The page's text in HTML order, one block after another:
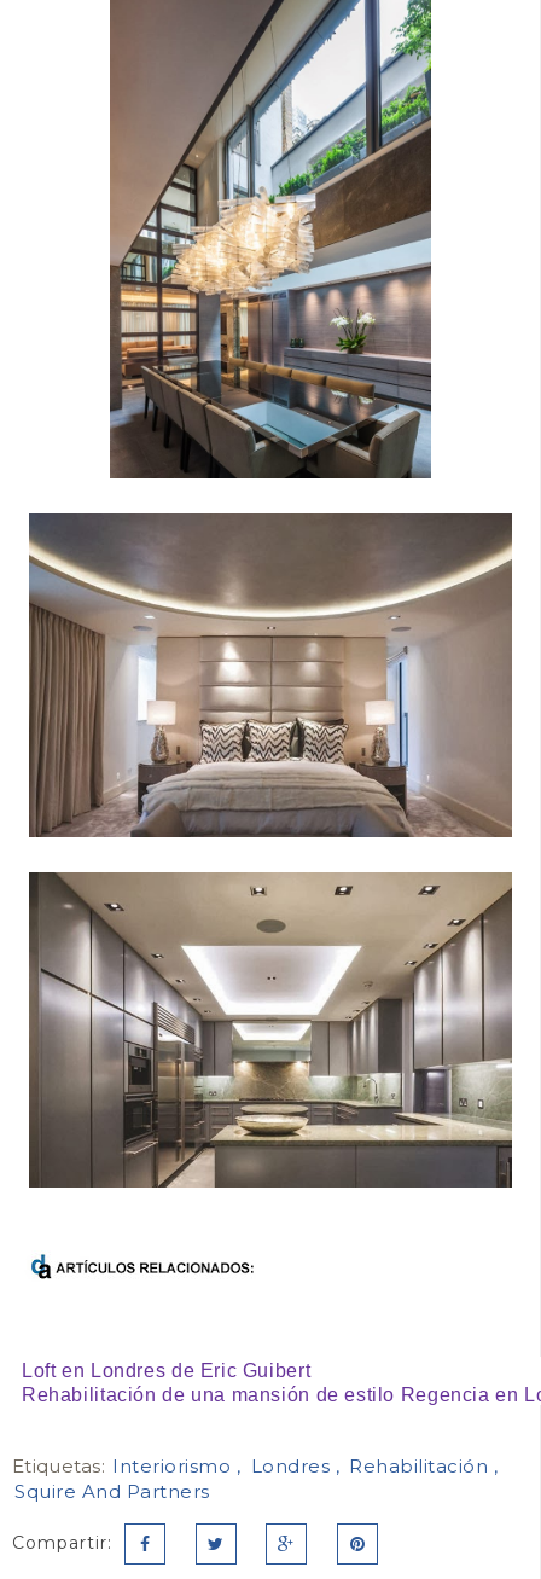
Loft en Londres de Eric Guibert
Rehabilitación de una mansión de estilo Regencia en
Etiquetas: Interiorismo Londres
Rehabilitación
Squire And Partners
Compartir: